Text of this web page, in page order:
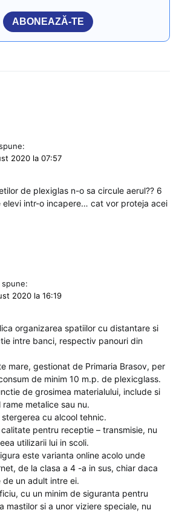
ABONEAZĂ-TE
2020 la 07:57
de plexiglas n-o sa circule aerul?? 6
intr-o incapere… cat vor proteja acei
spune:
2020 la 16:19
organizarea spatiilor cu distantare si
intre banci, respectiv panouri din
mare, gestionat de Primaria Brasov, per
de minim 10 m.p. de plexicglass.
de grosimea materialului, include si
metalice sau nu.
cu alcool tehnic.
pentru receptie – transmisie, nu
utilizarii lui in scoli.
este varianta online acolo unde
de la clasa a 4 -a in sus, chiar daca
un adult intre ei.
cu un minim de siguranta pentru
mastilor si a unor viziere speciale, nu